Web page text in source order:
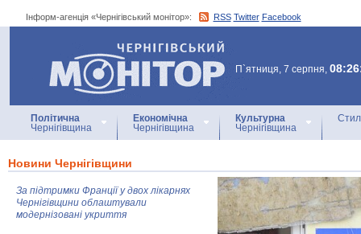
Інформ-агенція «Чернігівський монітор»: RSS Twitter Facebook
Інформ-агенція
«Чернігівський монітор»
П`ятниця, 7 серпня,
Політична
Чернігівщина
Економічна
Чернігівщина
Культурна
Чернігівщина
Новини Чернігівщини
За підтримки Франції у двох лікарнях
Чернігівщини облаштували
модернізовані укриття